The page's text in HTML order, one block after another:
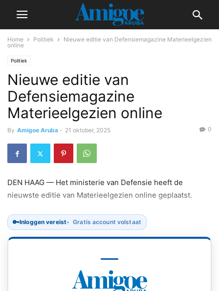
Home Politiek
Nieuwe editie van Defensiemagazine Materieelgezien
online
Politiek
Nieuwe editie van
Defensiemagazine
Materieelgezien online
By Amigoe Aruba - 21 oktober, 2025 0
DEN HAAG — Het ministerie van Defensie heeft de
nieuwste editie van Materieelgezien online geplaatst.
🔑Inloggen vereist Gratis account volstaat